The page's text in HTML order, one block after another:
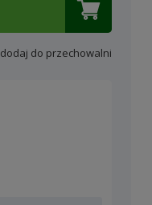
dodaj do przechowalni